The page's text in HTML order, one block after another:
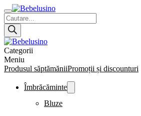
Products
search
Categorii
Meniu
Produsul săptămăniiPromoții și discounturi
Îmbrăcăminte
Bluze